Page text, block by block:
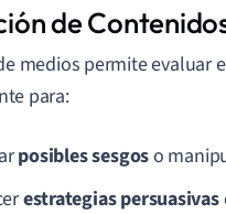
de
medios permite evaluar
para:
posibles sesgoso
estrategias persuasivas